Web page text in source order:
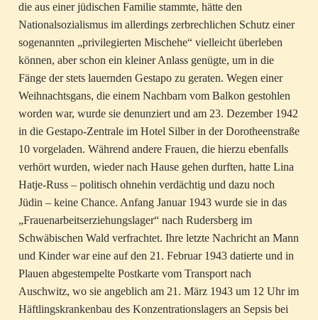
die aus einer jüdischen Familie stammte, hätte den
Nationalsozialismus im allerdings zerbrechlichen Schutz einer
sogenannten „privilegierten Mischehe“ vielleicht überleben
können, aber schon ein kleiner Anlass genügte, um in die
Fänge der stets lauernden Gestapo zu geraten. Wegen einer
Weihnachtsgans, die einem Nachbarn vom Balkon gestohlen
worden war, wurde sie denunziert und am 23. Dezember 1942
in die Gestapo-Zentrale im Hotel Silber in der Dorotheenstraße
10 vorgeladen. Während andere Frauen, die hierzu ebenfalls
verhört wurden, wieder nach Hause gehen durften, hatte Lina
Hatje-Russ – politisch ohnehin verdächtig und dazu noch
Jüdin – keine Chance. Anfang Januar 1943 wurde sie in das
„Frauenarbeitserziehungslager“ nach Rudersberg im
Schwäbischen Wald verfrachtet. Ihre letzte Nachricht an Mann
und Kinder war eine auf den 21. Februar 1943 datierte und in
Plauen abgestempelte Postkarte vom Transport nach
Auschwitz, wo sie angeblich am 21. März 1943 um 12 Uhr im
Häftlingskrankenbau des Konzentrationslagers an Sepsis bei